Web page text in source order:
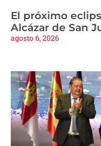
El próximo
Alcázar de San
agosto 6, 2026